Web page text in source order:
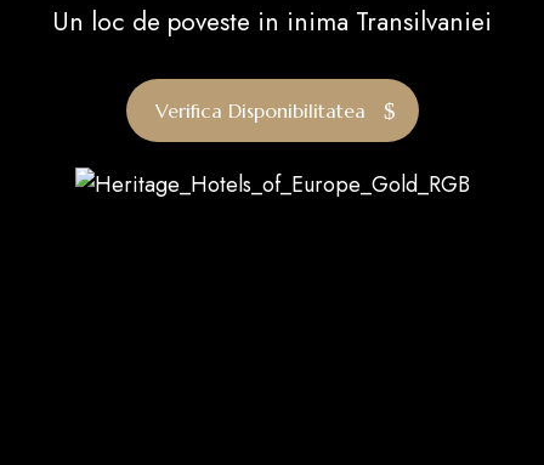
Un loc de poveste in inima Transilvaniei
Verifica Disponibilitatea